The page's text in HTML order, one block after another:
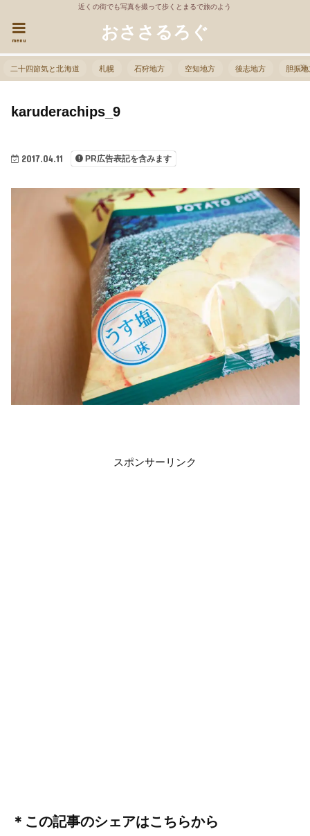
近くの街でも写真を撮って歩くとまるで旅のよう
おささるろぐ
menu
二十四節気と北海道 札幌 石狩地方 空知地方 後志地方 胆振
2017.04.11 PR広告表記を含みます
karuderachips_9
スポンサーリンク
＊この記事のシェアはこちらから